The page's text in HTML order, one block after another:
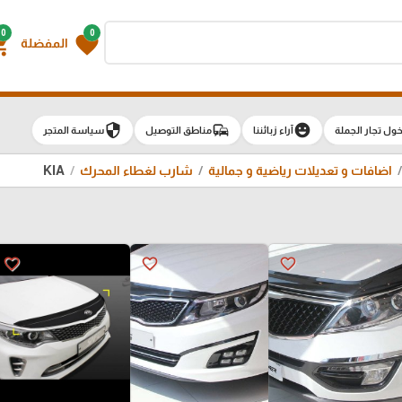
0
favorite المفضلة
0
تجار الجملة emoji_emotionsآراء زبائننا commuteمناطق التوصيل securityسياسة المتجر
اضافات و تعديلات رياضية و جمالية شارب لغطاء المحرك KIA
favorite_border
favorite_border
favorite_border